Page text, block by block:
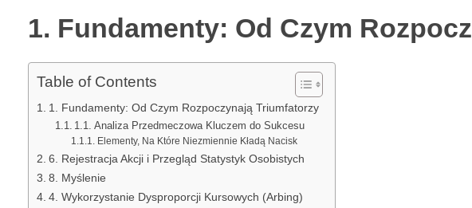
1. Fundamenty: Od Czym
Table of Contents
1. Fundamenty: Od Czym Rozpoczynają Triumfatorzy
1.1. Analiza Przedmeczowa Kluczem do Sukcesu
Elementy, Na Które Niezmiennie Kładą Nacisk
6. Rejestracja Akcji i Przegląd Statystyk Osobistych
8. Myślenie
4. Wykorzystanie Dysproporcji Kursowych (Arbing)